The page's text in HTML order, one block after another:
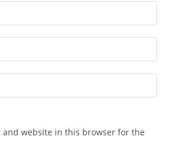
and website in this browser for the